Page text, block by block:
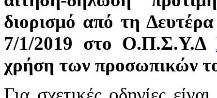
διορισμό από τη
7/1/2019 στο Ο.Π.Σ.Υ.Δ
χρήση των προσωπικών